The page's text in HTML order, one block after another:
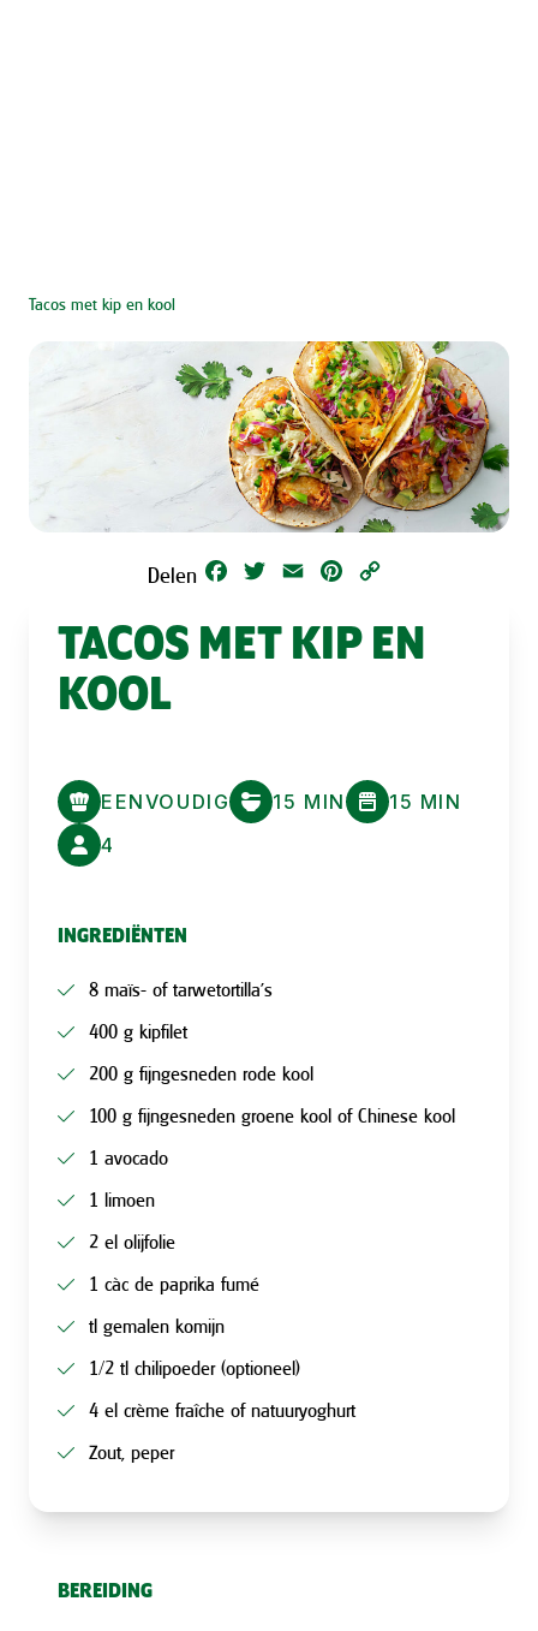
Tacos met kip en kool
Delen Facebook
Twitter Email Pinterest
TACOS MET KIP EN
KOOL
EENVOUDIG 15 MIN
15 MIN
4
INGREDIËNTEN
8 maïs- of tarwetortilla’s
400 g kipfilet
200 g fijngesneden rode kool
100 g fijngesneden groene kool of Chinese kool
1 avocado
1 limoen
2 el olijfolie
1 càc de paprika fumé
tl gemalen komijn
1/2 tl chilipoeder (optioneel)
4 el crème fraîche of natuuryoghurt
Zout, peper
BEREIDING